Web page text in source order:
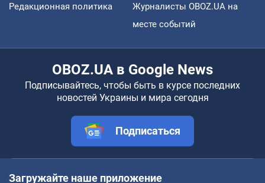
Редакционная политика
Журналисты OBOZ.UA на
месте событий
OBOZ.UA в Google News
Подписывайтесь, чтобы быть в курсе последних
новостей Украины и мира сегодня
Подписаться
Загружайте наше приложение